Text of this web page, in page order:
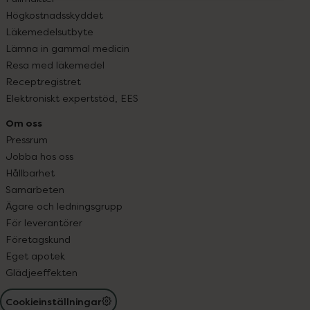
Högkostnadsskyddet
Läkemedelsutbyte
Lämna in gammal medicin
Resa med läkemedel
Receptregistret
Elektroniskt expertstöd, EES
Om oss
Pressrum
Jobba hos oss
Hållbarhet
Samarbeten
Ägare och ledningsgrupp
För leverantörer
Företagskund
Eget apotek
Glädjeeffekten
Cookieinställningar